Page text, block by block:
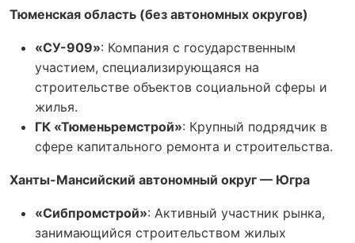
Тюменская область (без автономных округов)
«СУ-909»: Компания с государственным
участием, специализирующаяся на
строительстве объектов социальной сферы и
жилья.
ГК «Тюменьремстрой»: Крупный подрядчик в
сфере капитального ремонта и строительства.
Ханты-Мансийский автономный округ — Югра
«Сибпромстрой»: Активный участник рынка,
занимающийся строительством жилых